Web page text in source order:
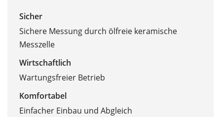
Sicher
Sichere Messung durch ölfreie keramische
Messzelle
Wirtschaftlich
Wartungsfreier Betrieb
Komfortabel
Einfacher Einbau und Abgleich